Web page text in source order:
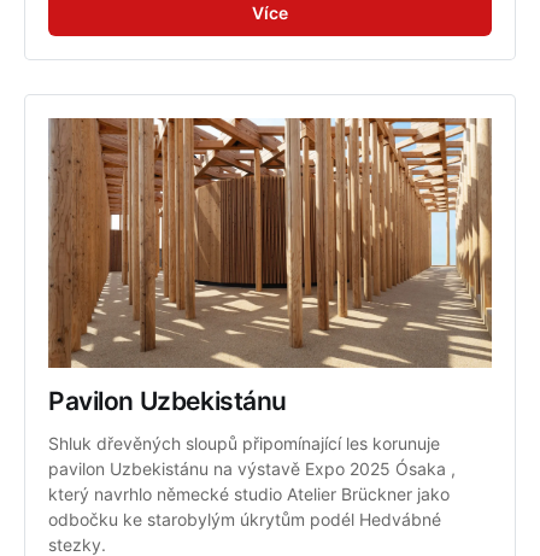
Více
Pavilon Uzbekistánu
Shluk dřevěných sloupů připomínající les korunuje
pavilon Uzbekistánu na výstavě Expo 2025 Ósaka ,
který navrhlo německé studio Atelier Brückner jako
odbočku ke starobylým úkrytům podél Hedvábné
stezky.